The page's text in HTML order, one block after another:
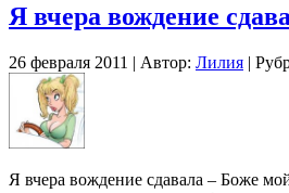
Я вчера вождение
26 февраля 2011 | Автор: Лилия |
Я вчера вождение сдавала – Боже